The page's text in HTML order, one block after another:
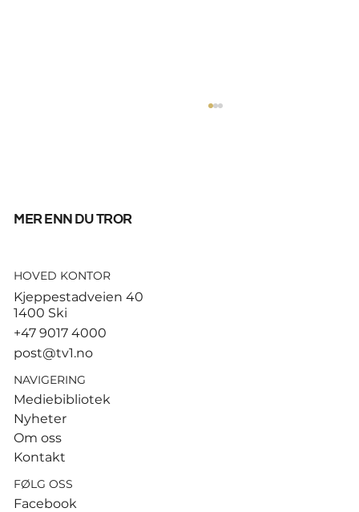
God start for de norske
Hamburg
mer enn du tror
HOVED KONTOR
Kjeppestadveien 40
1400 Ski
+47 9017 4000
post@tv1.no
NAVIGERING
Mediebibliotek
Nyheter
Om oss
Kontakt
FØLG OSS
Facebook